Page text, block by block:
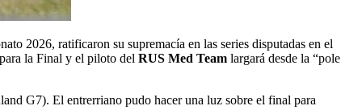
2026, ratificaron su supremacía en las series disputadas en el
la Final y el piloto del RUS Med Team largará desde la “pole
G7). El entrerriano pudo hacer una luz sobre el final para